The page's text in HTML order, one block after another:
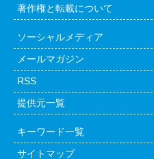
著作権と転載について
ソーシャルメディア
メールマガジン
RSS
提供元一覧
キーワード一覧
サイトマップ